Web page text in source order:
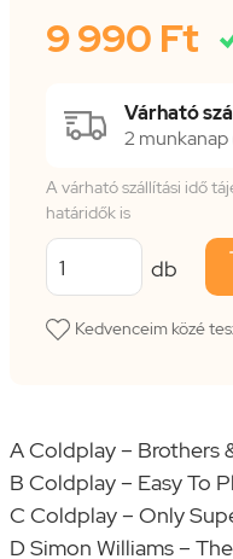
9 990 Ft
Várható
2 munkanap
A várható szállítási idő
határidők is
db
Kedvenceim közé
A Coldplay – Brothers
B Coldplay – Easy To
C Coldplay – Only
D Simon Williams –